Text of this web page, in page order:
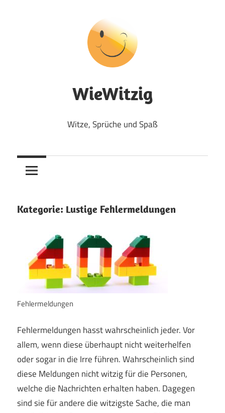
WieWitzig
Witze, Sprüche und Spaß
Kategorie: Lustige Fehlermeldungen
Fehlermeldungen
Fehlermeldungen hasst wahrscheinlich jeder. Vor
allem, wenn diese überhaupt nicht weiterhelfen
oder sogar in die Irre führen. Wahrscheinlich sind
diese Meldungen nicht witzig für die Personen,
welche die Nachrichten erhalten haben. Dagegen
sind sie für andere die witzigste Sache, die man